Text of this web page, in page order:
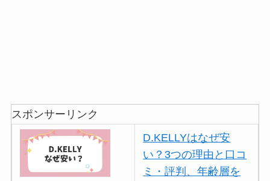
スポンサーリンク
D.KELLYはなぜ安
い？3つの理由と口コ
ミ・評判、年齢層を